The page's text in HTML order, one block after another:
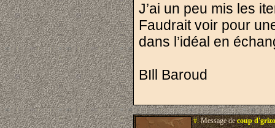
J’ai un peu mis les
Faudrait voir pour
dans l’idéal en
BIll Baroud
#.Message decoup